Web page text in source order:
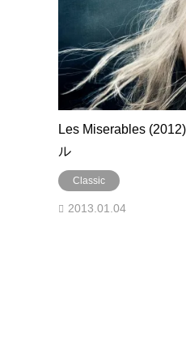
Les Miserables
ル
Classic
2013.01.04